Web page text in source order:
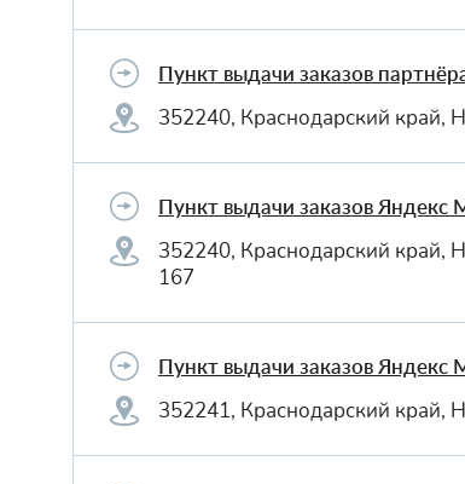
Пункт выдачи заказов
352240, Краснодарский край,
Пункт выдачи заказов Яндекс
352240, Краснодарский край,
167
Пункт выдачи заказов Яндекс
352241, Краснодарский край,